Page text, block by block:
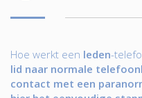
Hoe werkt een leden-
lid naar normale
contact met een